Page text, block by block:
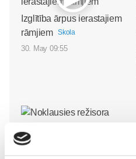
Izglītība ārpus ierastajiem
rāmjiem
Skola
30. May 09:55